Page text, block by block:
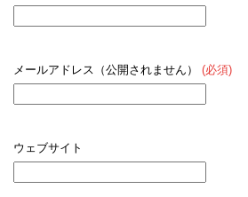
メールアドレス（公開されません） (必須)
ウェブサイト